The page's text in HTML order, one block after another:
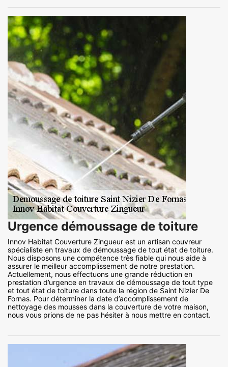
Urgence démoussage de toiture
Innov Habitat Couverture Zingueur est un artisan couvreur
spécialiste en travaux de démoussage de tout état de toiture.
Nous disposons une compétence très fiable qui nous aide à
assurer le meilleur accomplissement de notre prestation.
Actuellement, nous effectuons une grande réduction en
prestation d’urgence en travaux de démoussage de tout type
et tout état de toiture dans toute la région de Saint Nizier De
Fornas. Pour déterminer la date d’accomplissement de
nettoyage des mousses dans la couverture de votre maison,
nous vous prions de ne pas hésiter à nous mettre en contact.